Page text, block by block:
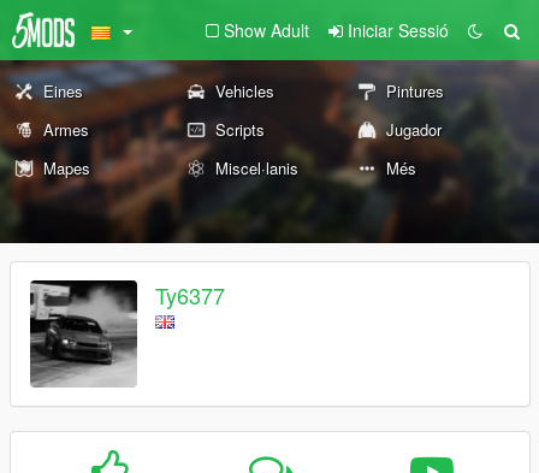
Show Adult Iniciar Sessió
Eines Vehicles
Pintures
Armes
Scripts
Jugador
Mapes
Miscel·lanis Més
Ty6377